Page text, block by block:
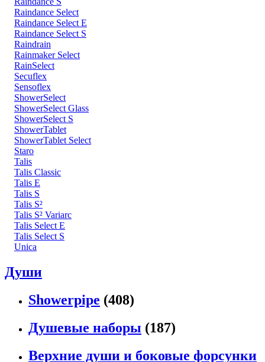
Raindance Select
Raindance Select E
Raindance Select S
Raindrain
Rainmaker Select
RainSelect
Secuflex
Sensoflex
ShowerSelect
ShowerSelect Glass
ShowerSelect S
ShowerTablet
ShowerTablet Select
Staro
Talis
Talis Classic
Talis E
Talis S
Talis S²
Talis S² Variarc
Talis Select E
Talis Select S
Unica
Души
Showerpipe (408)
Душевые наборы (187)
Верхние души и боковые форсунки